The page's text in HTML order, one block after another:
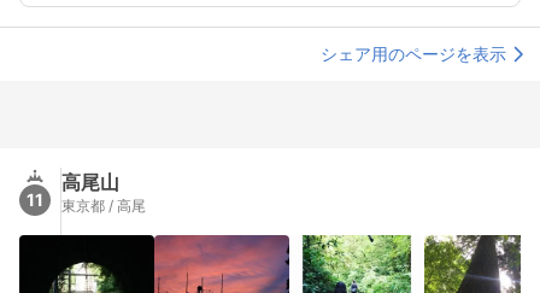
シェア用のページを表示
11
高尾山
東京都 / 高尾